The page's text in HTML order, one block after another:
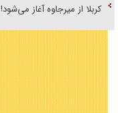
کربلا از میرجاوه آغاز می‌شود!